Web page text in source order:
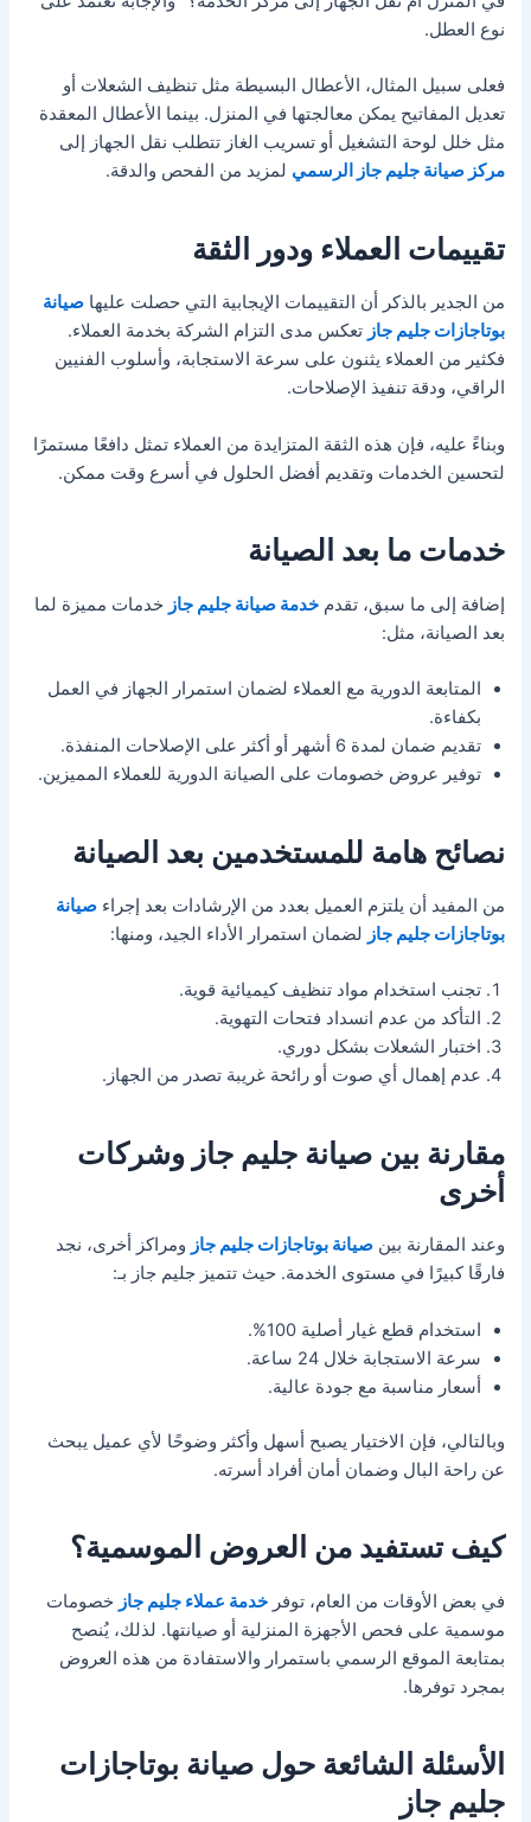
نوع العطل.
فعلى سبيل المثال، الأعطال البسيطة مثل تنظيف الشعلات أو
تعديل المفاتيح يمكن معالجتها في المنزل. بينما الأعطال المعقدة
مثل خلل لوحة التشغيل أو تسريب الغاز تتطلب نقل الجهاز إلى
مركز صيانة جليم جاز الرسمي لمزيد من الفحص والدقة.
تقييمات العملاء ودور الثقة
من الجدير بالذكر أن التقييمات الإيجابية التي حصلت عليهاصيانة
بوتاجازات جليم جاز تعكس مدى التزام الشركة بخدمة العملاء.
فكثير من العملاء يثنون على سرعة الاستجابة، وأسلوب الفنيين
الراقي، ودقة تنفيذ الإصلاحات.
وبناءً عليه، فإن هذه الثقة المتزايدة من العملاء تمثل دافعًا مستمرًا
لتحسين الخدمات وتقديم أفضل الحلول في أسرع وقت ممكن.
خدمات ما بعد الصيانة
إضافة إلى ما سبق، تقدمخدمة صيانة جليم جاز خدمات مميزة لما
بعد الصيانة، مثل:
المتابعة الدورية مع العملاء لضمان استمرار الجهاز في العمل
بكفاءة.
تقديم ضمان لمدة 6 أشهر أو أكثر على الإصلاحات المنفذة.
توفير عروض خصومات على الصيانة الدورية للعملاء المميزين.
نصائح هامة للمستخدمين بعد الصيانة
من المفيد أن يلتزم العميل بعدد من الإرشادات بعد إجراءصيانة
بوتاجازات جليم جاز لضمان استمرار الأداء الجيد، ومنها:
تجنب استخدام مواد تنظيف كيميائية قوية.
التأكد من عدم انسداد فتحات التهوية.
اختبار الشعلات بشكل دوري.
عدم إهمال أي صوت أو رائحة غريبة تصدر من الجهاز.
مقارنة بين صيانة جليم جاز وشركات
أخرى
وعند المقارنة بينصيانة بوتاجازات جليم جاز ومراكز أخرى، نجد
فارقًا كبيرًا في مستوى الخدمة. حيث تتميز جليم جاز بـ:
استخدام قطع غيار أصلية 100%.
سرعة الاستجابة خلال 24 ساعة.
أسعار مناسبة مع جودة عالية.
وبالتالي، فإن الاختيار يصبح أسهل وأكثر وضوحًا لأي عميل يبحث
عن راحة البال وضمان أمان أفراد أسرته.
كيف تستفيد من العروض الموسمية؟
في بعض الأوقات من العام، توفرخدمة عملاء جليم جاز خصومات
موسمية على فحص الأجهزة المنزلية أو صيانتها. لذلك، يُنصح
بمتابعة الموقع الرسمي باستمرار والاستفادة من هذه العروض
بمجرد توفرها.
الأسئلة الشائعة حول صيانة بوتاجازات
جليم جاز